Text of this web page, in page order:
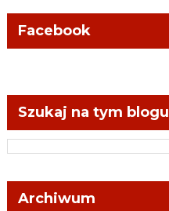
Facebook
Szukaj na tym blogu
Archiwum